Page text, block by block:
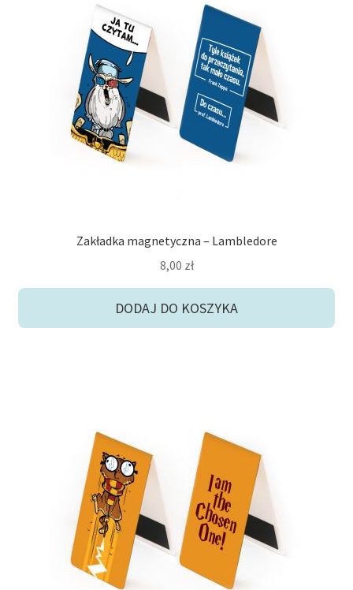
Zakładka magnetyczna – Lambledore
8,00 zł
DODAJ DO KOSZYKA